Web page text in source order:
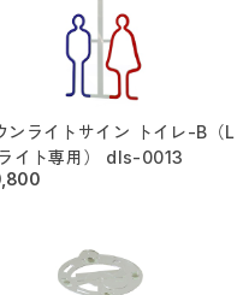
ンライトサイン トイレ-B（L
イト専用） dls-0013